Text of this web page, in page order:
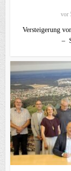
vor
Versteigerung
–